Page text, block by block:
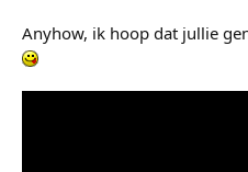
Anyhow, ik hoop dat jullie